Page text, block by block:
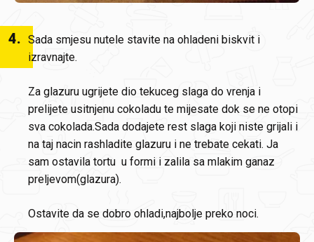
4. Sada smjesu nutele stavite na ohladeni biskvit i
izravnajte.
Za glazuru ugrijete dio tekuceg slaga do vrenja i
prelijete usitnjenu cokoladu te mijesate dok se ne otopi
sva cokolada.Sada dodajete rest slaga koji niste grijali i
na taj nacin rashladite glazuru i ne trebate cekati. Ja
sam ostavila tortu u formi i zalila sa mlakim ganaz
preljevom(glazura).
Ostavite da se dobro ohladi,najbolje preko noci.